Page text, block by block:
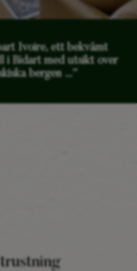
Ivoire, ett bekvämt
i Bidart med utsikt över
bergen …”